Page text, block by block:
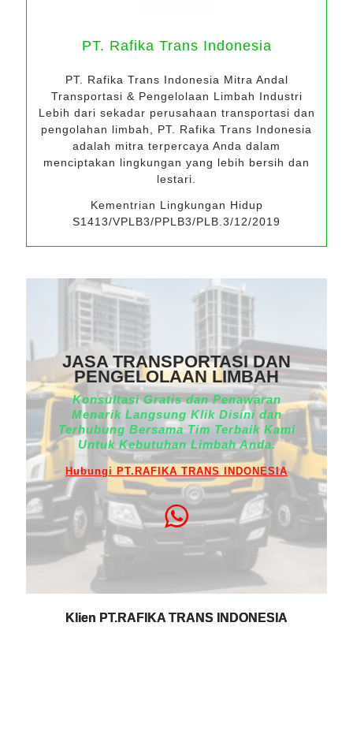
PT. Rafika Trans Indonesia
PT. Rafika Trans Indonesia Mitra Andal
Transportasi & Pengelolaan Limbah Industri
Lebih dari sekadar perusahaan transportasi dan
pengolahan limbah, PT. Rafika Trans Indonesia
adalah mitra terpercaya Anda dalam
menciptakan lingkungan yang lebih bersih dan
lestari.
Kementrian Lingkungan Hidup
S1413/VPLB3/PPLB3/PLB.3/12/2019
JASA TRANSPORTASI DAN
PENGELOLAAN LIMBAH
Konsultasi Gratis dan Penawaran
Menarik Langsung Klik Disini dan
Terhubung Bersama Tim Terbaik Kami
Untuk Kebutuhan Limbah Anda.
Hubungi PT.RAFIKA TRANS INDONESIA
Klien PT.RAFIKA TRANS INDONESIA